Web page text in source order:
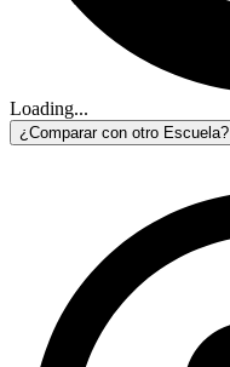
Loading...
¿Comparar con otro Escuela?